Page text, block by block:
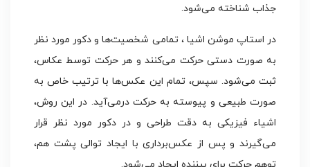
جذاب شناخته می‌شود.
در استاپ موشن اشیا ، تمامی شخصیت‌ها و دکور مورد نظر
به صورت دستی حرکت می‌کنند و هر حرکت توسط عکاس،
ثبت می‌شود. سپس، تمام این عکس‌ها با ترتیب خاص به
صورت طبیعی و پیوسته به حرکت درمی‌آید. در این روش،
اشیاء فیزیکی به دقت طراحی و در دکور مورد نظر قرار
می‌گیرند و پس از عکس‌برداری با ایجاد توالی پشت هم،